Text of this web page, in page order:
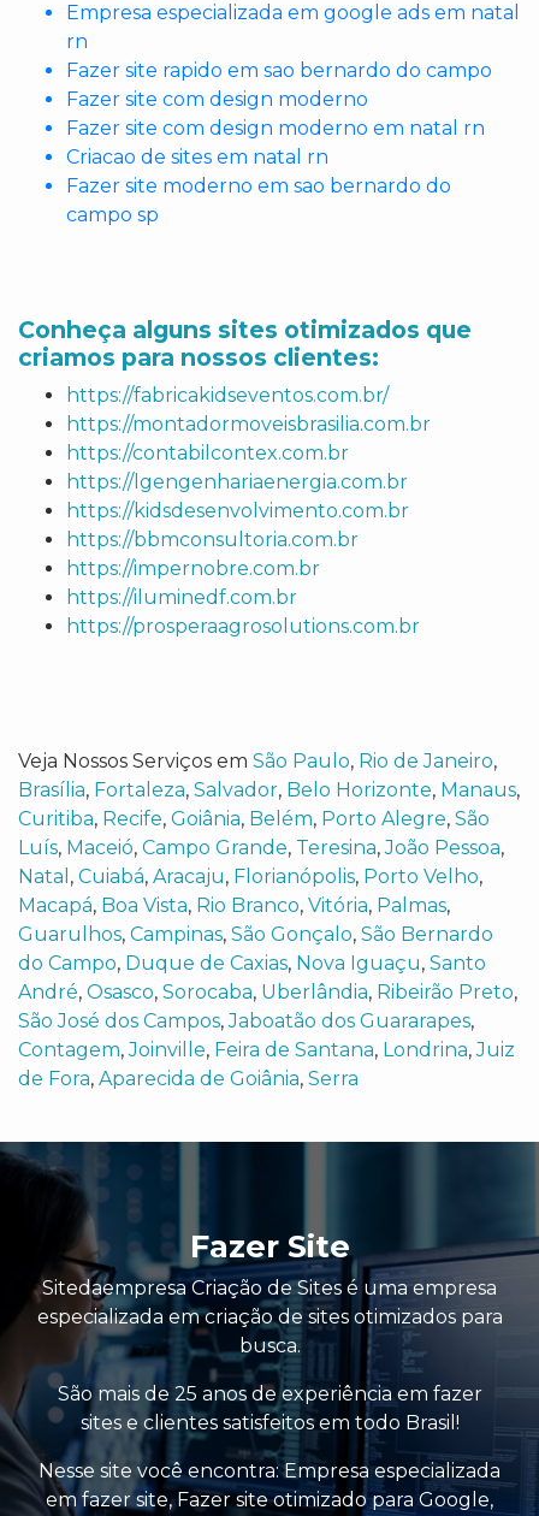
Empresa especializada em google ads em natal
rn
Fazer site rapido em sao bernardo do campo
Fazer site com design moderno
Fazer site com design moderno em natal rn
Criacao de sites em natal rn
Fazer site moderno em sao bernardo do
campo sp
Conheça alguns sites otimizados que
criamos para nossos clientes:
https://fabricakidseventos.com.br/
https://montadormoveisbrasilia.com.br
https://contabilcontex.com.br
https://lgengenhariaenergia.com.br
https://kidsdesenvolvimento.com.br
https://bbmconsultoria.com.br
https://impernobre.com.br
https://iluminedf.com.br
https://prosperaagrosolutions.com.br
Veja Nossos Serviços em São Paulo, Rio de Janeiro,
Brasília, Fortaleza, Salvador, Belo Horizonte, Manaus,
Curitiba, Recife, Goiânia, Belém, Porto Alegre, São
Luís, Maceió, Campo Grande, Teresina,João Pessoa,
Natal , Cuiabá, Aracaju, Florianópolis, Porto Velho,
Macapá, Boa Vista, Rio Branco, Vitória, Palmas,
Guarulhos, Campinas, São Gonçalo, São Bernardo
do Campo, Duque de Caxias, Nova Iguaçu, Santo
André, Osasco, Sorocaba, Uberlândia, Ribeirão Preto,
São José dos Campos,Jaboatão dos Guararapes,
Contagem,Joinville, Feira de Santana, Londrina,Juiz
de Fora, Aparecida de Goiânia, Serra
Fazer Site
Sitedaempresa Criação de Sites é uma empresa
especializada em criação de sites otimizados para
busca.
São mais de 25 anos de experiência em fazer
sites e clientes satisfeitos em todo Brasil!
Nesse site você encontra:Empresa especializada
em fazer site,Fazer site otimizado para Google,